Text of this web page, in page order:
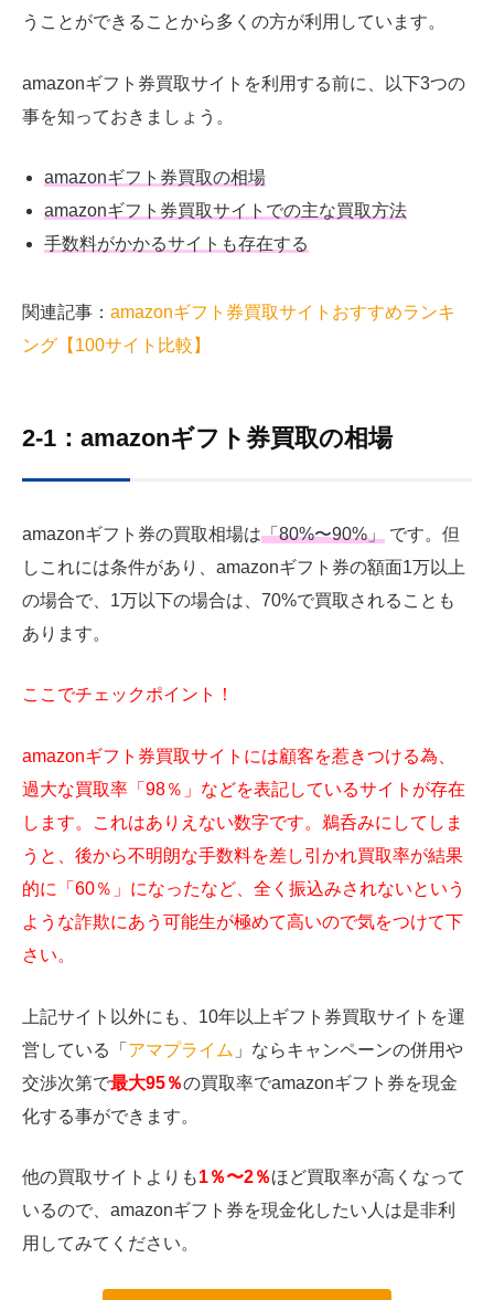
うことができることから多くの方が利用しています。
amazonギフト券買取サイトを利用する前に、以下3つの
事を知っておきましょう。
amazonギフト券買取の相場
amazonギフト券買取サイトでの主な買取方法
手数料がかかるサイトも存在する
関連記事： amazonギフト券買取サイトおすすめランキ
ング【100サイト 比較】
2-1：amazonギフト券買取の相場
amazonギフト券の買取相場は「80%〜90%」
です。但
しこれには条件があり、amazonギフト券の額面1万以上
の場合で、1万以下の場合は、70%で買取されることも
あります。
ここでチェックポイント！
amazonギフト券買取サイトには顧客を惹きつける為、
過大な買取率「98％」などを表記しているサイトが存在
します。これはありえない数字です。鵜呑みにしてしま
うと、後から不明朗な手数料を差し引かれ買取率が結果
的に「60％」になったなど、全く振込みされないという
ような詐欺にあう可能生が極めて高いので気をつけて下
さい。
上記サイト以外にも、10年以上ギフト券買取サイトを運
営している「 アマプライム 」ならキャンペーンの併用や
交渉次第で最大95％の買取率でamazonギフト券を現金
化する事ができます。
他の買取サイトよりも1％〜2％ほど買取率が高くなって
いるので、amazonギフト券を現金化したい人は是非利
用してみてください。